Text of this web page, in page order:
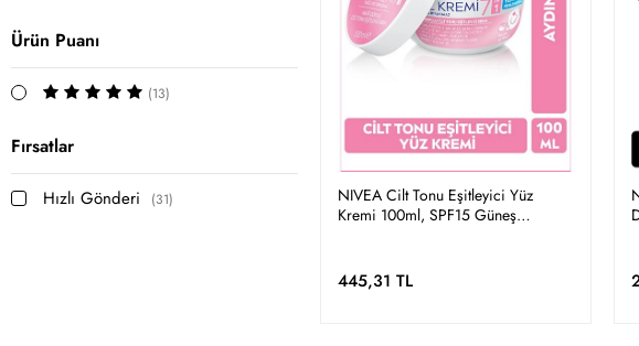
Ürün Puanı
(13)
Fırsatlar
Hızlı Gönderi (31)
NIVEA Cilt Tonu Eşitleyici Yüz
Kremi 100ml, SPF15 Güneş
445,31 TL